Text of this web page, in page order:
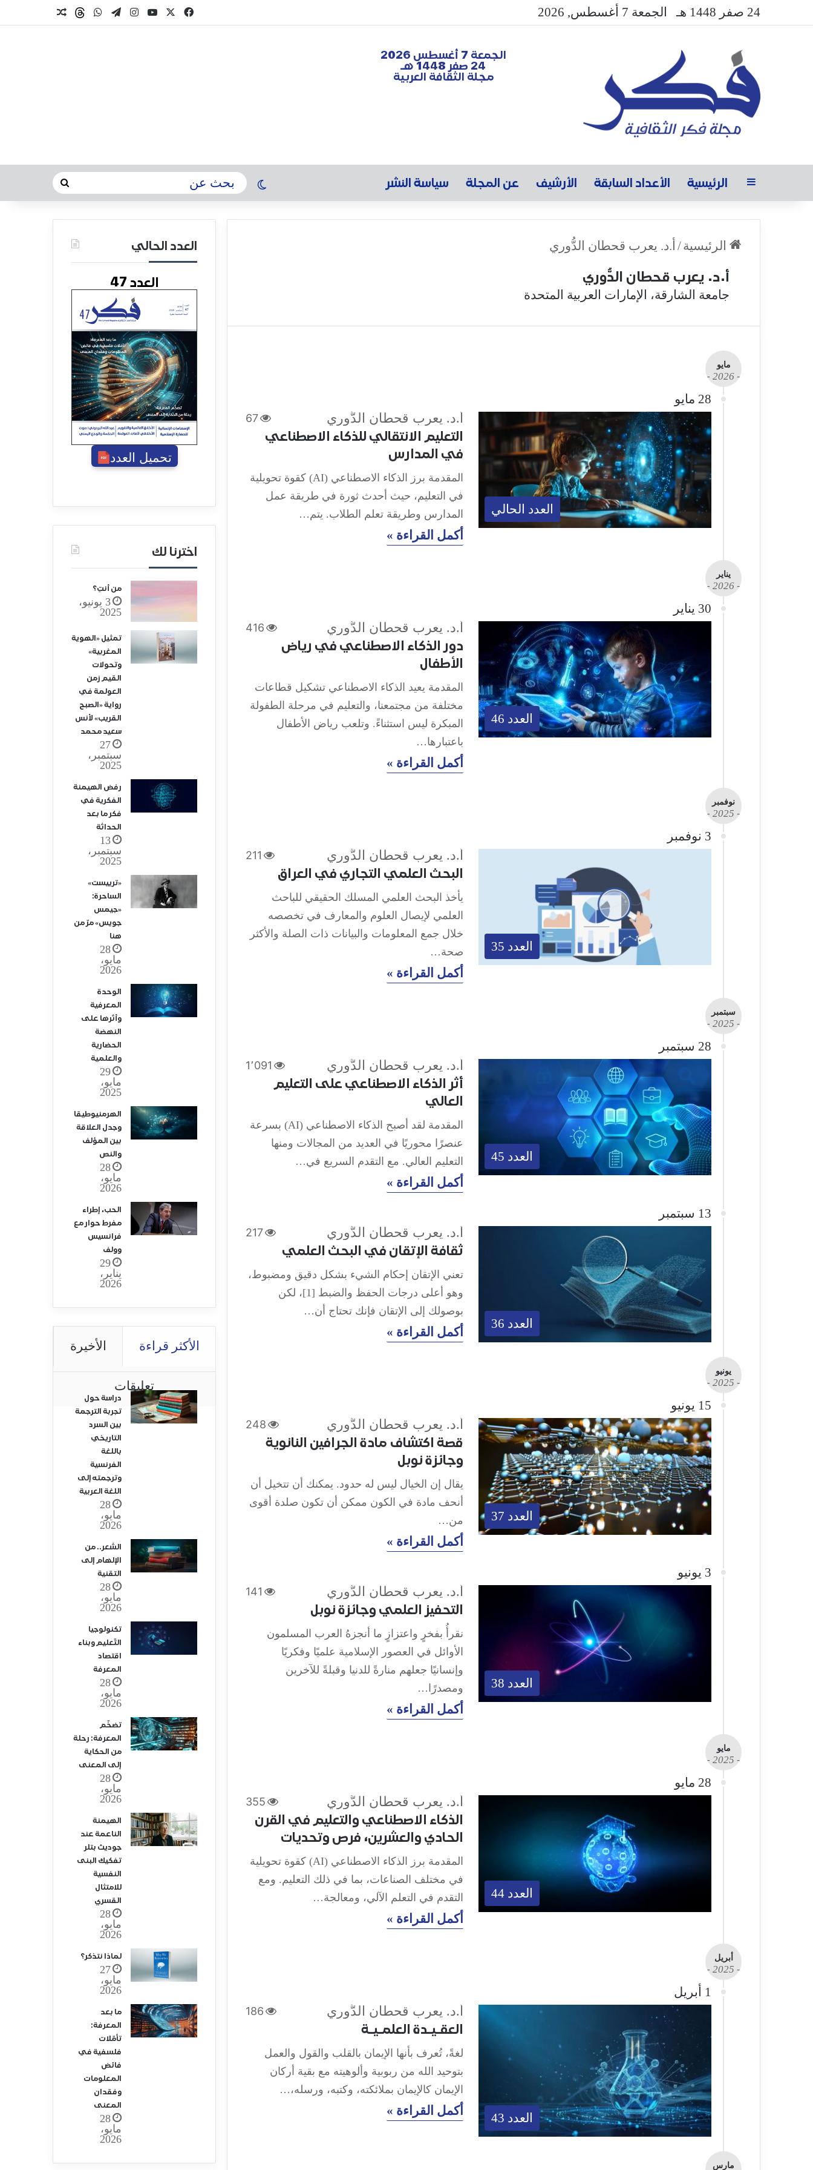
24 صفر 1448 هـ الجمعة 7 أغسطس, 2026
الجمعة 7 أغسطس 2026
24 صفر 1448 هـ
مجلة الثقافة العربية
الرئيسية الأعداد السابقة الأرشيف عن المجلة سياسة النشر
الرئيسية/ أ.د. يعرب قحطان الدُّوري
أ.د. يعرب قحطان الدُّوري
جامعة الشارقة، الإمارات العربية المتحدة
مايو
- 2026 -
28 مايو
العدد الحالي
أ.د. يعرب قحطان الدُّوري 67
التعليم الانتقالي للذكاء الاصطناعي
في المدارس
المقدمة برز الذكاء الاصطناعي (AI) كقوة تحويلية
في التعليم، حيث أحدث ثورة في طريقة عمل
المدارس وطريقة تعلم الطلاب. يتم…
أكمل القراءة »
يناير
- 2026 -
30 يناير
العدد 46
أ.د. يعرب قحطان الدُّوري 416
دور الذكاء الاصطناعي في رياض
الأطفال
المقدمة يعيد الذكاء الاصطناعي تشكيل قطاعات
مختلفة من مجتمعنا، والتعليم في مرحلة الطفولة
المبكرة ليس استثناءً. وتلعب رياض الأطفال
باعتبارها…
أكمل القراءة »
نوفمبر
- 2025 -
3 نوفمبر
العدد 35
أ.د. يعرب قحطان الدُّوري 211
البحث العلمي التجاري في العراق
يأخذ البحث العلمي المسلك الحقيقي للباحث
العلمي لإيصال العلوم والمعارف في تخصصه
خلال جمع المعلومات والبيانات ذات الصلة والأكثر
صحة…
أكمل القراءة »
سبتمبر
- 2025 -
28 سبتمبر
العدد 45
أ.د. يعرب قحطان الدُّوري 1٬091
أثر الذكاء الاصطناعي على التعليم
العالي
المقدمة لقد أصبح الذكاء الاصطناعي (AI) بسرعة
عنصرًا محوريًا في العديد من المجالات ومنها
التعليم العالي. مع التقدم السريع في…
أكمل القراءة »
13 سبتمبر
العدد 36
أ.د. يعرب قحطان الدُّوري 217
ثقافة الإتقان في البحث العلمي
تعني الإتقان إحكام الشيء بشكل دقيق ومضبوط،
وهو أعلى درجات الحفظ والضبط [1]، لكن
بوصولك إلى الإتقان فإنك تحتاج أن…
أكمل القراءة »
يونيو
- 2025 -
15 يونيو
العدد 37
أ.د. يعرب قحطان الدُّوري 248
قصة اكتشاف مادة الجرافين النانوية
وجائزة نوبل
يقال إن الخيال ليس له حدود. يمكنك أن تتخيل أن
أنحف مادة في الكون ممكن أن تكون صلدة أقوى
من…
أكمل القراءة »
3 يونيو
العدد 38
أ.د. يعرب قحطان الدُّوري 141
التحفيز العلمي وجائزة نوبل
نقرأُ بفخرٍ واعتزازٍ ما أنجزهُ العرب المسلمون
الأوائل في العصور الإسلامية علميًا وفكريًا
وإنسانيًا جعلهم منارةً للدنيا وقبلةً للآخرين
ومصدرًا…
أكمل القراءة »
مايو
- 2025 -
28 مايو
العدد 44
أ.د. يعرب قحطان الدُّوري 355
الذكاء الاصطناعي والتعليم في القرن
الحادي والعشرين، فرص وتحديات
المقدمة برز الذكاء الاصطناعي (AI) كقوة تحويلية
في مختلف الصناعات، بما في ذلك التعليم. ومع
التقدم في التعلم الآلي، ومعالجة…
أكمل القراءة »
أبريل
- 2025 -
1 أبريل
العدد 43
أ.د. يعرب قحطان الدُّوري 186
العقـيـدة العلمـيـة
لغةً، تُعرف بأنها الإيمان بالقلب والقول والعمل
بتوحيد الله من ربوبية وألوهيته مع بقية أركان
الإيمان كالإيمان بملائكته، وكتبه، ورسله،…
أكمل القراءة »
مارس
العدد الحالي
العدد 47
تحميل العدد
اخترنا لك
من أنتِ؟
3 يونيو،
2025
تمثيل «الهوية
المغربية»
وتحولات
القيم زمن
العولمة في
رواية «الصبح
القريب» لأنس
سعيد محمد
27
سبتمبر،
2025
رفض الهيمنة
الفكرية في
فكر ما بعد
الحداثة
13
سبتمبر،
2025
«ترييست»
الساحرة:
«جيمس
جويس» مرّ من
هنا
28
مايو،
2026
الوحدة
المعرفية
وأثرها على
النهضة
الحضارية
والعلمية
29
مايو،
2025
الهرمنيوطيقا
وجدل العلاقة
بين المؤلف
والنص
28
مايو،
2026
الحب، إطراء
مفرط حوار مع
فرانسيس
وولف
29
يناير،
2026
الأكثر قراءة الأخيرة
تعليقات
دراسة حول
تجربة الترجمة
بين السرد
التاريخي
باللغة
الفرنسية
وترجمته إلى
اللغة العربية
28
مايو،
2026
الشعر.. من
الإلهام إلى
التقنية
28
مايو،
2026
تكنولوجيا
التّعليم وبناء
اقتصاد
المعرفة
28
مايو،
2026
تضخّم
المعرفة: رحلة
من الحكاية
إلى المعنى
28
مايو،
2026
الهيمنة
الناعمة عند
جوديث بتلر
تفكيك البنى
النفسية
للامتثال
القسري
28
مايو،
2026
لماذا نتذكر؟
27
مايو،
2026
ما بعد
المعرفة:
تأمّلات
فلسفية في
فائض
المعلومات
وفقدان
المعنى
28
مايو،
2026